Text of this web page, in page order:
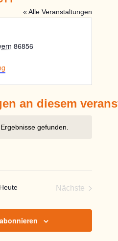
« Alle Veranstaltungen
86856
an diesem
gefunden.
Heute
Nächste